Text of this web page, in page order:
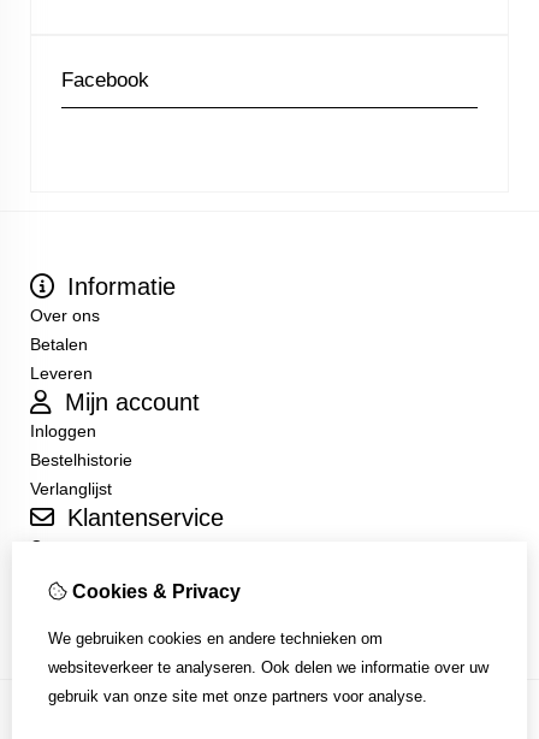
Facebook
Informatie
Over ons
Betalen
Leveren
Mijn account
Inloggen
Bestelhistorie
Verlanglijst
Klantenservice
Contact
Algemene Voorwaarden
Cookies & Privacy
We gebruiken cookies en andere technieken om
websiteverkeer te analyseren. Ook delen we informatie over uw
gebruik van onze site met onze partners voor analyse.